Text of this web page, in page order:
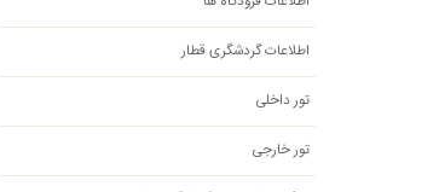
اطلاعات گردشگری قطار
تور داخلی
تور خارجی